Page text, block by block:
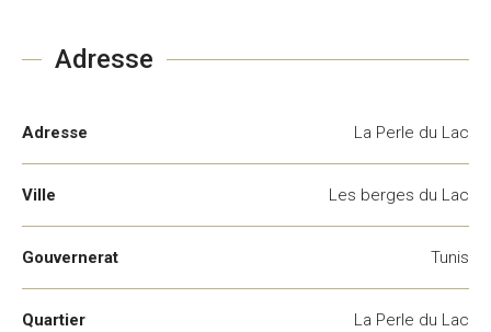
Adresse
Adresse La Perle du Lac
Ville Les berges du Lac
Gouvernerat Tunis
Quartier La Perle du Lac